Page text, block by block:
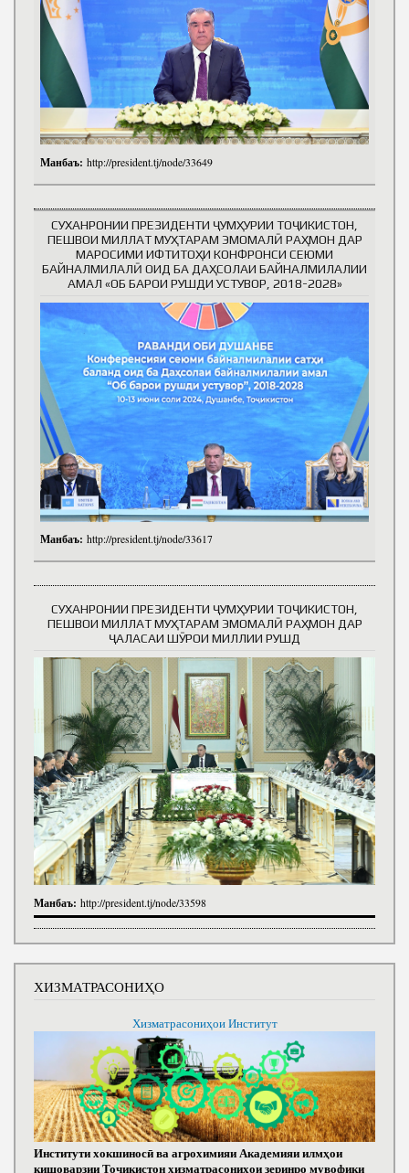
Манбаъ: http://president.tj/node/33649
СУХАНРОНИИ ПРЕЗИДЕНТИ ҶУМҲУРИИ ТОҶИКИСТОН,
ПЕШВОИ МИЛЛАТ МУҲТАРАМ ЭМОМАЛӢ РАҲМОН ДАР
МАРОСИМИ ИФТИТОҲИ КОНФРОНСИ СЕЮМИ
БАЙНАЛМИЛАЛӢ ОИД БА ДАҲСОЛАИ БАЙНАЛМИЛАЛИИ
АМАЛ «ОБ БАРОИ РУШДИ УСТУВОР, 2018-2028»
Манбаъ: http://president.tj/node/33617
СУХАНРОНИИ ПРЕЗИДЕНТИ ҶУМҲУРИИ ТОҶИКИСТОН,
ПЕШВОИ МИЛЛАТ МУҲТАРАМ ЭМОМАЛӢ РАҲМОН ДАР
ҶАЛАСАИ ШӮРОИ МИЛЛИИ РУШД
Манбаъ: http://president.tj/node/33598
ХИЗМАТРАСОНИҲО
Хизматрасониҳои Институт
Институти хокшиносӣ ва агрохимияи Академияи илмҳои
кишоварзии Тоҷикистон хизматрасониҳои зеринро мувофиқи